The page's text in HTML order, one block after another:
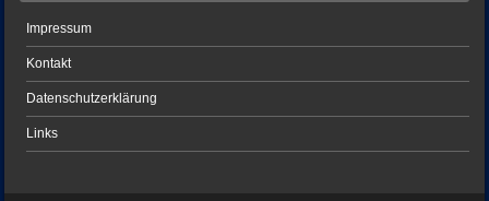
Impressum
Kontakt
Datenschutzerklärung
Links